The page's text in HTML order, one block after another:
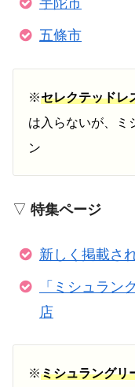
宇陀市
五條市
※セレクテッドレ
は入らないが、ミ
ン
▽ 特集ページ
新しく掲載さ
「ミシュラン
店
※ミシュラングリ